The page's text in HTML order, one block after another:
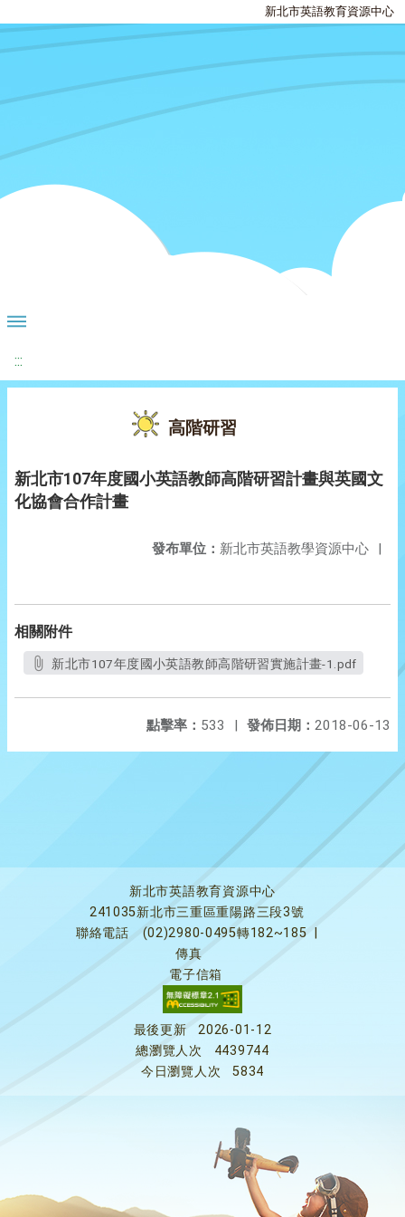
新北市英語教育資源中心
:::
高階研習
新北市107年度國小英語教師高階研習計畫與英國文
化協會合作計畫
發布單位： 新北市英語教學資源中心 |
相關附件
新北市107年度國小英語教師高階研習實施計畫-1.pdf
發佈日期： 2018-06-13
點擊率： 533 |
新北市英語教育資源中心
241035新北市三重區重陽路三段3號
聯絡電話
(02)2980-0495轉182~185
傳真
電子信箱
最後更新
2026-01-12
總瀏覽人次
4439744
今日瀏覽人次
5834